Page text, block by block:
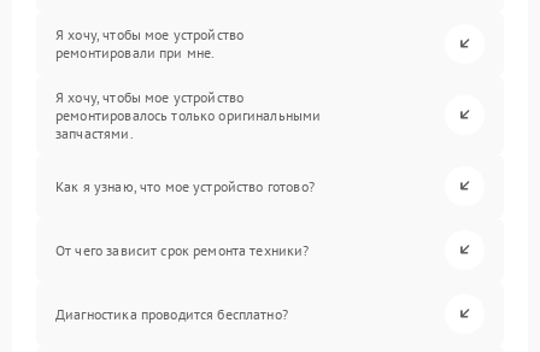
Я хочу, чтобы мое устройство
ремонтировали при мне.
Я хочу, чтобы мое устройство
ремонтировалось только оригинальными
запчастями.
Как я узнаю, что мое устройство готово?
От чего зависит срок ремонта техники?
Диагностика проводится бесплатно?